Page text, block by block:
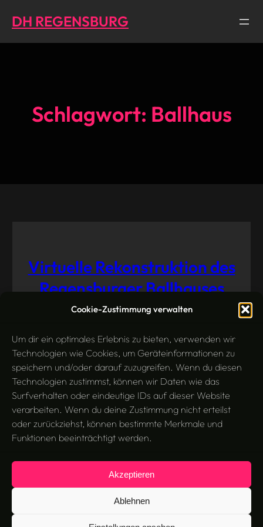
Cookie-Zustimmung verwalten
Um dir ein optimales Erlebnis zu bieten, verwenden wir
Technologien wie Cookies, um Geräteinformationen zu
speichern und/oder darauf zuzugreifen. Wenn du diesen
Technologien zustimmst, können wir Daten wie das
Surfverhalten oder eindeutige IDs auf dieser Website
verarbeiten. Wenn du deine Zustimmung nicht erteilst
oder zurückziehst, können bestimmte Merkmale und
Funktionen beeinträchtigt werden.
Akzeptieren
Ablehnen
zum
Inhalt
DH REGENSBURG
Schlagwort: Ballhaus
Virtuelle Rekonstruktion des
Regensburger Ballhauses
Suchen